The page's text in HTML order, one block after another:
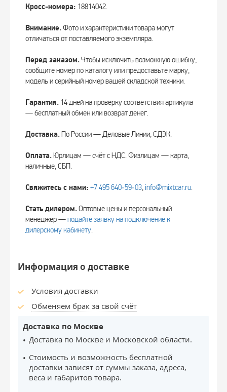
Кросс-номера: 18814042.
Внимание.Фото и характеристики товара могут
отличаться от поставляемого экземпляра.
Перед заказом.Чтобы исключить возможную ошибку,
сообщите номер по каталогу или предоставьте марку,
модель и серийный номер вашей складской техники.
Гарантия. 14 дней на проверку соответствия артикула
— бесплатный обмен или возврат денег.
Доставка.По России — Деловые Линии, СДЭК.
Оплата. Юрлицам — счёт с НДС. Физлицам — карта,
наличные, СБП.
Свяжитесь с нами: +7 495 640‑59‑03, info@mixtcar.ru.
Стать дилером.Оптовые цены и персональный
менеджер —подайте заявку на подключение к
дилерскому кабинету.
Информация о доставке
Условия доставки
Обменяем брак за свой счёт
Доставка по Москве
Доставка по Москве и Московской области.
Стоимость и возможность бесплатной
доставки зависят от суммы заказа, адреса,
веса и габаритов товара.